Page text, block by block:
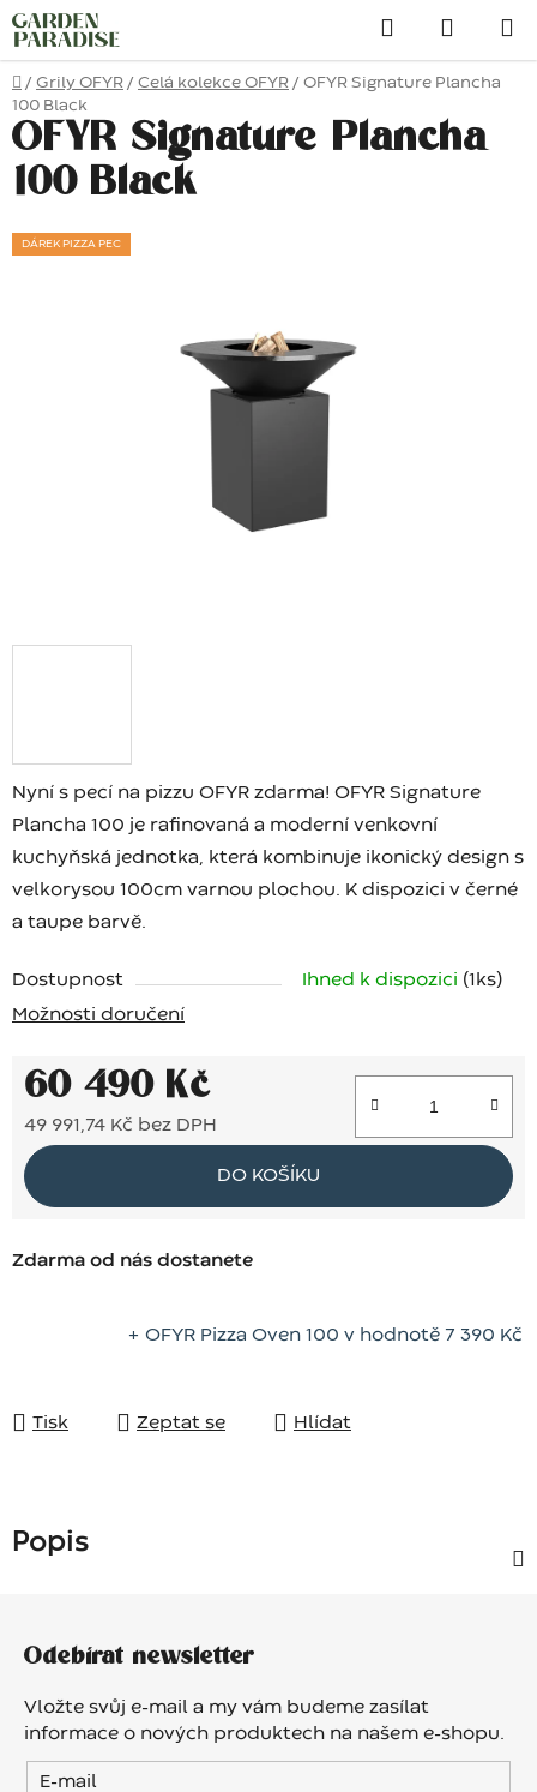
Přejít
na
obsah
Hledat
Domů
/ Grily OFYR / Celá kolekce OFYR / OFYR Signature Plancha
100 Black
Nyní s pecí na pizzu OFYR zdarma! OFYR Signature
Plancha 100 je rafinovaná a moderní venkovní
kuchyňská jednotka, která kombinuje ikonický design s
velkorysou 100cm varnou plochou. K dispozici v černé
a taupe barvě.
Dostupnost Ihned k dispozici (1 ks)
Možnosti doručení
60 490 Kč
49 991,74 Kč bez DPH
Měrná cena:
DO KOŠÍKU
Zdarma od nás dostanete
+ OFYR Pizza Oven 100 v hodnotě 7 390 Kč
Tisk Zeptat se Hlídat
OFYR Signature Plancha
100 Black
DÁREK PIZZA PEC
Popis
Odebírat newsletter
Vložte svůj e-mail a my vám budeme zasílat
informace o nových produktech na našem e-shopu.
E-mail